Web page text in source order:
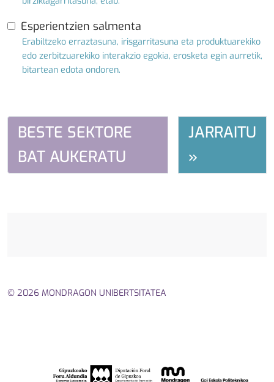
Esperientzien salmenta
Erabiltzeko erraztasuna, irisgarritasuna eta produktuarekiko
edo zerbitzuarekiko interakzio egokia, erosketa egin aurretik,
bitartean edota ondoren.
BESTE SEKTORE
BAT AUKERATU
JARRAITU
»
© 2026 MONDRAGON UNIBERTSITATEA